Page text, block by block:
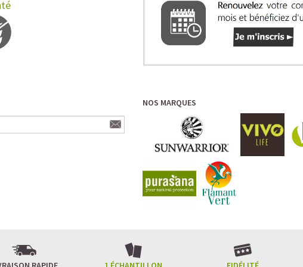
NOS MARQUES